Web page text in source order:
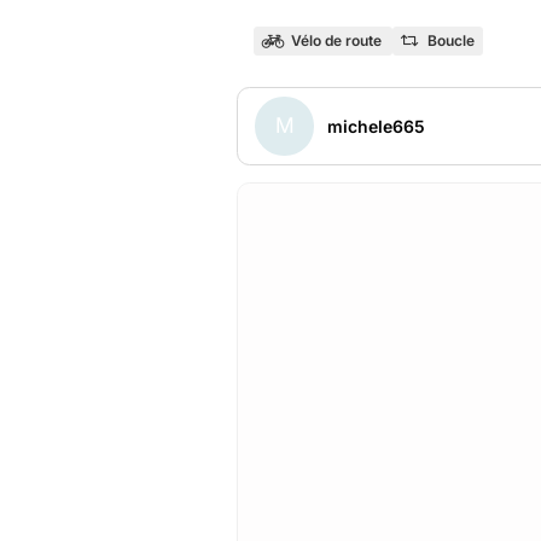
Vélo de route Boucle
M michele665